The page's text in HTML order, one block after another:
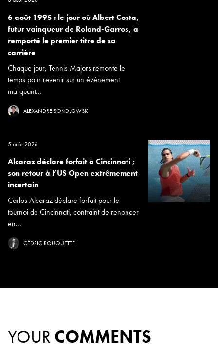
6 août 1995 : le jour où Albert Costa,
futur vainqueur de Roland-Garros, a
remporté le premier titre de sa
carrière
Chaque jour, Tennis Majors remonte le
temps pour revenir sur un événement
marquant...
ALEXANDRE SOKOLOWSKI
5 août 2026
Alcaraz déclare forfait à Cincinnati ;
son retour à l’US Open extrêmement
incertain
Carlos Alcaraz déclare forfait pour le
tournoi de Cincinnati, contraint de renoncer
en...
CÉDRIC ROUQUETTE
YOUR COMMENTS